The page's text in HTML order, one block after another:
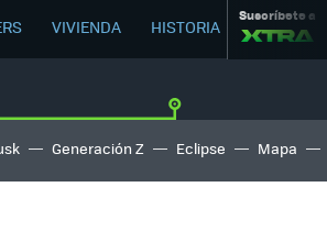
VIVIENDA HISTORIA Suscríbete a
Generación Z Eclipse Mapa